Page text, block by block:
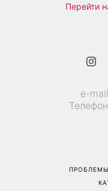
Перейти
е-